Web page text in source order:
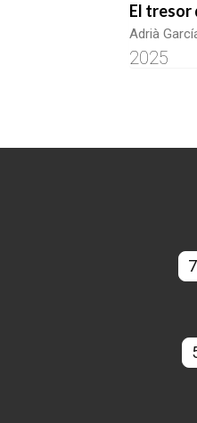
El tresor
Adrià
2025